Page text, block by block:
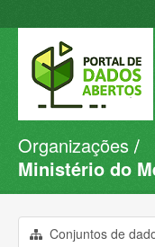
Conjuntos de dados
Organizações
Sobre
Organizações
Ministério do
Conjuntos de